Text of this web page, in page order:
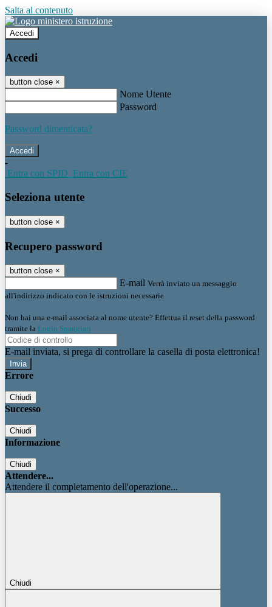
Salta al contenuto
Accedi
Accedi
button close ×
Nome Utente
Password
Password dimenticata?
-
Entra con SPID Entra con CIE
Seleziona utente
button close ×
Recupero password
button close ×
E-mail Verrà inviato un messaggio
all'indirizzo indicato con le istruzioni necessarie.
Non hai una e-mail associata al nome utente? Effettua il reset della password
tramite la Login Spaggiari
E-mail inviata, si prega di controllare la casella di posta elettronica!
Errore
Chiudi
Successo
Chiudi
Informazione
Chiudi
Attendere...
Attendere il completamento dell'operazione...
Chiudi